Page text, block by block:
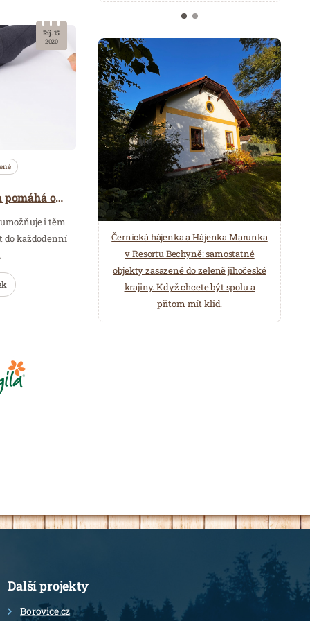
Online cvičení šetří čas a pomáhá od bolesti
i těm
do každodenní
Říj. 15
2020
Černická hájenka a Hájenka Marunka
v Resortu Bechyně: samostatné
objekty zasazené do zeleně jihočeské
krajiny. Když chcete být spolu a
přitom mít klid.
Další projekty
Borovice.cz